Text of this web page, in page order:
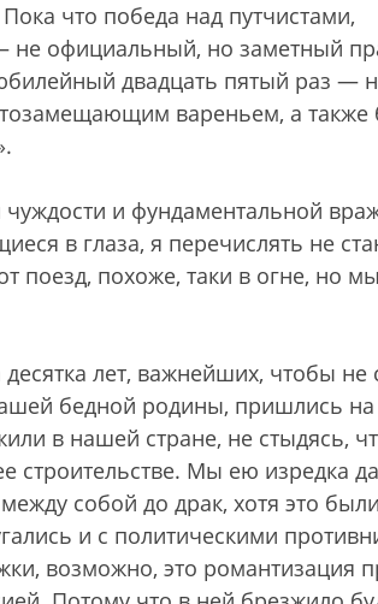
что победа над путчистами,
не официальный, но заметный
двадцать пятый раз —
вареньем, а также
и фундаментальной
в глаза, я перечислять не
поезд, похоже, таки в огне, но
лет, важнейших, чтобы не
бедной родины, пришлись
в нашей стране, не стыдясь,
строительстве. Мы ею изредка
собой до драк, хотя это
и с политическими
возможно, это романтизация